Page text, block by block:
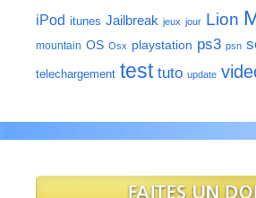
iPod itunes Jailbreak jeux jour Lion
mountain OS Osx playstation ps3 psn
telechargement test tuto update